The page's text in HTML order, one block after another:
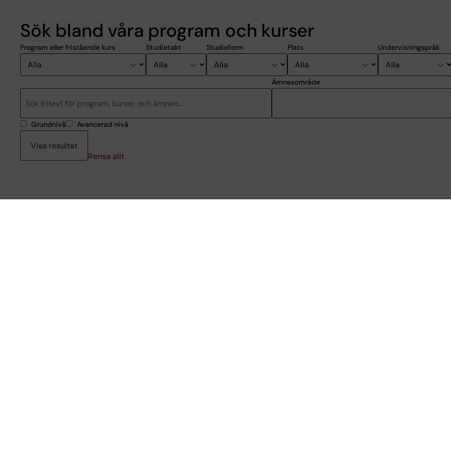
Sök bland våra program och kurser
Program eller fristående kurs Studietakt Studieform Plats Undervisningspråk
Ämnesområde
Grundnivå Avancerad nivå
Rensa allt